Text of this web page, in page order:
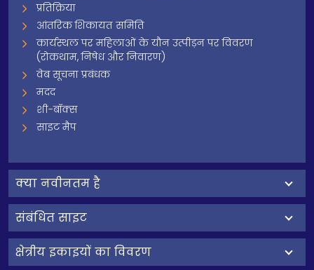
प्रतिक्रिया
आंतरिक शिकायत समिति
कार्यस्थल पर महिलाओं के यौन उत्पीड़न पर विवरण
(रोकथाम, निषेध और निवारण)
वेब सूचना प्रबंधक
मदद
शी-बॉक्स
साइट मैप
क्‍या नवीनतम है
संबंधित साइट
क्षेत्रीय इकाइयों का विवरण